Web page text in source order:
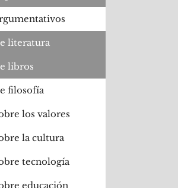
literatura
libros
filosofía
los valores
la cultura
tecnología
educación